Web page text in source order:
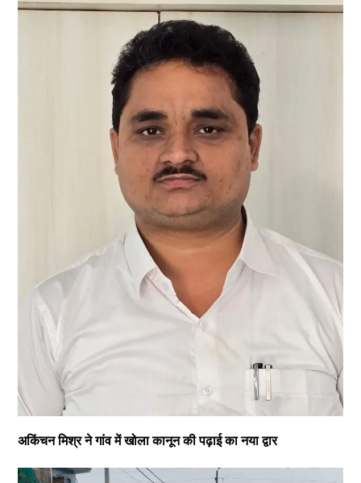
अकिंचन मिश्र ने गांव में खोला कानून की पढ़ाई का नया द्वार